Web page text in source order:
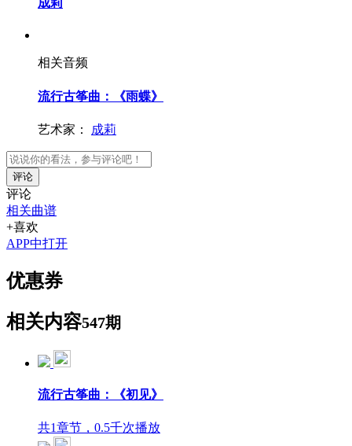
成莉
相关音频
流行古筝曲：《雨蝶》
艺术家： 成莉
评论
评论
相关曲谱
+喜欢
APP中打开
优惠券
相关内容547期
流行古筝曲：《初见》
共1章节，0.5千次播放